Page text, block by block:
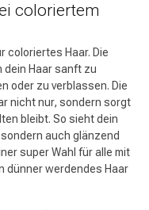
coloriertem
coloriertes Haar. Die
dein Haar sanft zu
oder zu verblassen. Die
nicht nur, sondern sorgt
bleibt. So sieht dein
auch glänzend
super Wahl für alle mit
dünner werdendes Haar